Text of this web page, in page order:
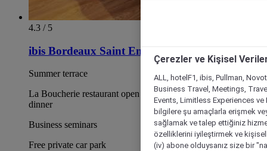
4.3 / 5
ibis Bordeaux Saint Emilion
Summer terrace
La Boucherie restaurant open 6 days a week for lunch and
dinner
Business seminars
Free private car park
Çerezler ve Kişisel
ALL, hotelF1, ibis, Pullman,
Business Travel, Meetings,
Events, Limitless Experiences
bilgilere şu amaçlarla erişmek
sağlamak ve talep ettiğiniz
özelliklerini iyileştirmek ve
(iv) abone olduysanız size bir